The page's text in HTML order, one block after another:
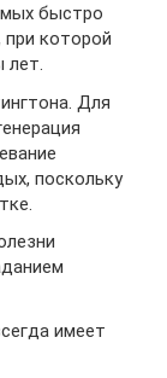
быстро
которой
лет.
Для
поскольку
имеет